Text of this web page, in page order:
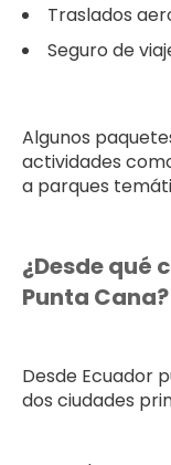
Traslados
Seguro de
Algunos
actividades
a parques
¿Desde qué
Punta Cana?
Desde Ecuador
dos ciudades